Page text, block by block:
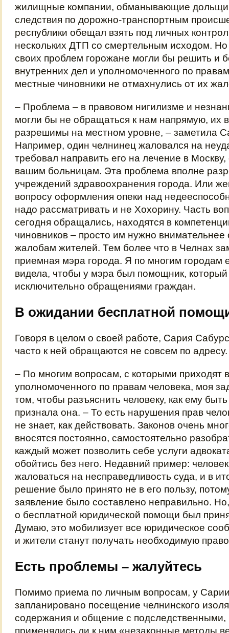
жилищные компании, обманывающие
следствия по дорожно-транспортным
республики обещал взять под личных
нескольких ДТП со смертельным исходом. Но
своих проблем горожане могли бы решить и
внутренних дел и уполномоченного по
местные чиновники не отмахнулись от их
– Проблема – в правовом нигилизме и
могли бы не обращаться к нам напрямую, их
разрешимы на местном уровне, – заметила
Например, один челнинец жаловался на
требовал направить его на лечение в
вашим больницам. Эта проблема вполне
учреждений здравоохранения города. Или
вопросу оформления опеки над
надо рассматривать и не Хохорину. Часть
сегодня обращались, находятся в
чиновников – просто им нужно внимательнее
жалобам жителей. Тем более что в Челнах
приемная мэра города. Я по многим городам
видела, чтобы у мэра был помощник,
исключительно обращениями граждан.
В ожидании бесплатной
Говоря в целом о своей работе, Сария
часто к ней обращаются не совсем по адресу.
– По многим вопросам, с которыми приходят
уполномоченного по правам человека, моя
том, чтобы разъяснить человеку, как ему
признала она. – То есть нарушения прав
не знает, как действовать. Законов очень
вносятся постоянно, самостоятельно
каждый может позволить себе услуги
обойтись без него. Недавний пример:
жаловаться на несправедливость суда, и в
решение было принято не в его пользу,
заявление было составлено неправильно.
о бесплатной юридической помощи был
Думаю, это мобилизует все юридическое
и жители станут получать необходимую
Есть проблемы – жалуйтесь
Помимо приема по личным вопросам, у
запланировано посещение челнинского
содержания и общение с подследственными,
применялись ли к ним «незаконные методы